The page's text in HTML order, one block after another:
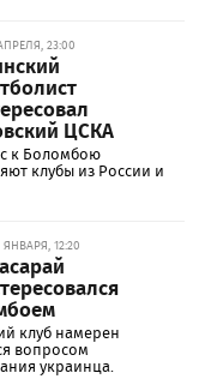
23:00
ЦСКА
к Боломбою
клубы из России и
ЯНВАРЯ, 12:20
клуб намерен
вопросом
украинца.